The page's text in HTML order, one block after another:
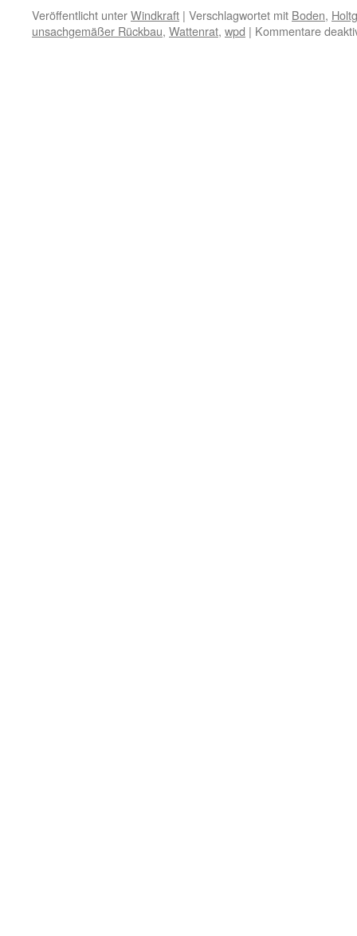
Veröffentlicht unterWindkraft | Verschlagwortet mit Boden,
unsachgemäßer Rückbau, Wattenrat, wpd | Kommentare